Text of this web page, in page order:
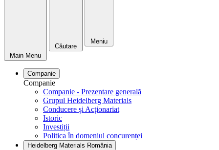
Main Menu
Căutare
Meniu
Companie
Companie
Companie - Prezentare generală
Grupul Heidelberg Materials
Conducere și Acționariat
Istoric
Investiții
Politica în domeniul concurenței
Heidelberg Materials România